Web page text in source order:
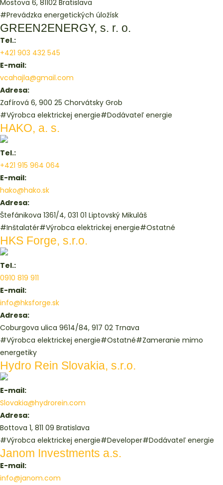
Mostova 6, 81102 Bratislava
#Prevádzka energetických úložísk
GREEN2ENERGY, s. r. o.
Tel.:
+421 903 432 545
E-mail:
vcahajla@gmail.com
Adresa:
Zafírová 6, 900 25 Chorvátsky Grob
#Výrobca elektrickej energie#Dodávateľ energie
HAKO, a. s.
Tel.:
+421 915 964 064
E-mail:
hako@hako.sk
Adresa:
Štefánikova 1361/4, 031 01 Liptovský Mikuláš
#Inštalatér#Výrobca elektrickej energie#Ostatné
HKS Forge, s.r.o.
Tel.:
0910 819 911
E-mail:
info@hksforge.sk
Adresa:
Coburgova ulica 9614/84, 917 02 Trnava
#Výrobca elektrickej energie#Ostatné#Zameranie mimo
energetiky
Hydro Rein Slovakia, s.r.o.
E-mail:
Slovakia@hydrorein.com
Adresa:
Bottova 1, 811 09 Bratislava
#Výrobca elektrickej energie#Developer#Dodávateľ energie
Janom Investments a.s.
E-mail:
info@janom.com